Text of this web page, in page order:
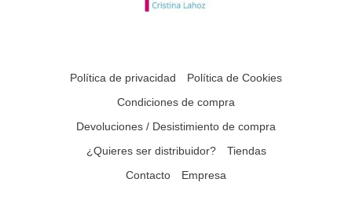
Política de privacidad
Política de Cookies
Condiciones de compra
Devoluciones / Desistimiento de compra
¿Quieres ser distribuidor?
Tiendas
Contacto
Empresa